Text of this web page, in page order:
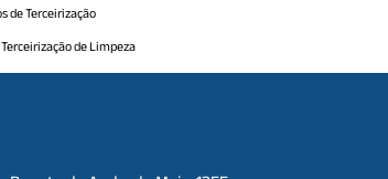
de Terceirização
Terceirização de Limpeza
Terceirização de Portaria 24h